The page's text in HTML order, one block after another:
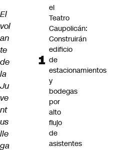
El
vol
an
te
de
la
Ju
ve
nt
us
lle
ga
el
Teatro
Caupolicán:
Construirán
edificio
de
estacionamientos
y
bodegas
por
alto
flujo
de
asistentes